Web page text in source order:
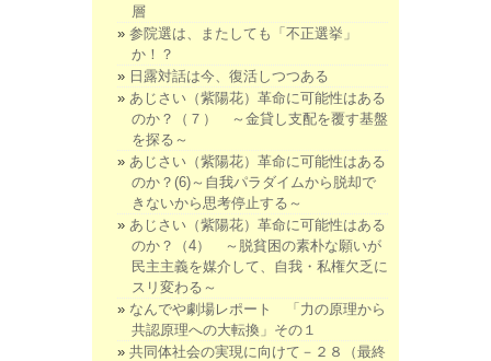
層
参院選は、またしても「不正選挙」
か！？
日露対話は今、復活しつつある
あじさい（紫陽花）革命に可能性はある
のか？（７） ～金貸し支配を覆す基盤
を探る～
あじさい（紫陽花）革命に可能性はある
のか？(6)～自我パラダイムから脱却で
きないから思考停止する～
あじさい（紫陽花）革命に可能性はある
のか？（4） ～脱貧困の素朴な願いが
民主主義を媒介して、自我・私権欠乏に
スリ変わる～
なんでや劇場レポート 「力の原理から
共認原理への大転換」その１
共同体社会の実現に向けて－２８（最終